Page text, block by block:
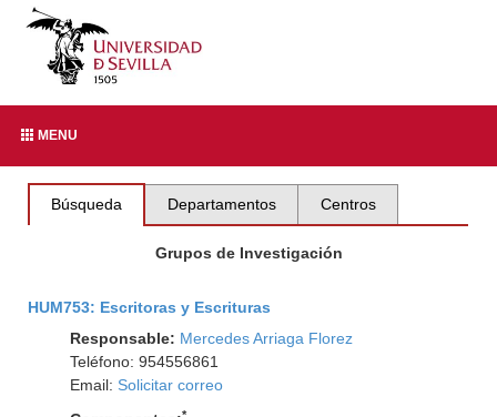
MENU
Búsqueda Departamentos Centros
Grupos de Investigación
HUM753: Escritoras y Escrituras
Responsable: Mercedes Arriaga Florez
Teléfono: 954556861
Email: Solicitar correo